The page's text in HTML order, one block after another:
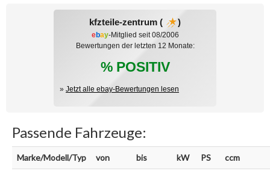
kfzteile-zentrum ( )
ebay-Mitglied seit 08/2006
Bewertungen der letzten 12 Monate:
% POSITIV
» Jetzt alle ebay-Bewertungen lesen
Passende Fahrzeuge:
Marke/Modell/Typ von bis kW PS ccm